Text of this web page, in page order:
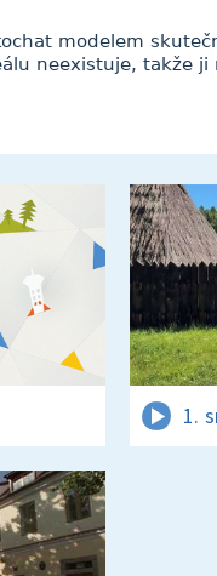
modelem
neexistuje, takže
1.